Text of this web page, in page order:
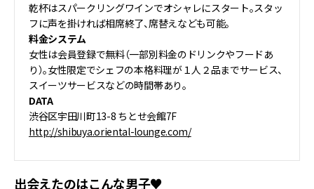
乾杯はスパークリングワインでオシャレにスタート。スタッ
フに声を掛ければ相席終了、席替えなども可能。
料金システム
女性は会員登録で無料（一部別料金のドリンクやフードあ
り）。女性限定でシェフの本格料理が１人２品までサービス、
スイーツサービスなどの時間帯あり。
DATA
渋谷区宇田川町13-8 ちとせ会館7F
http://shibuya.oriental-lounge.com/
出会えたのはこんな男子♥